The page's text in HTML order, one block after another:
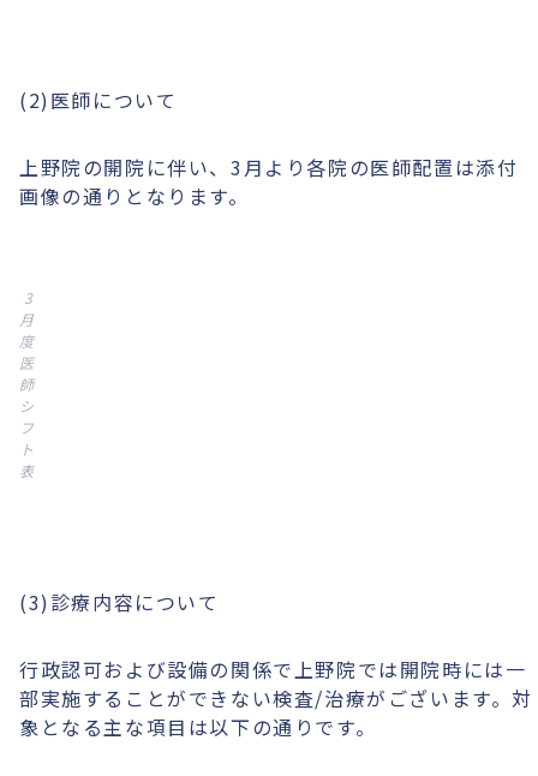
(2)医師について
上野院の開院に伴い、3月より各院の医師配置は添付
画像の通りとなります。
3
月
度
医
師
シ
フ
ト
表
(3)診療内容について
行政認可および設備の関係で上野院では開院時には一
部実施することができない検査/治療がございます。対
象となる主な項目は以下の通りです。